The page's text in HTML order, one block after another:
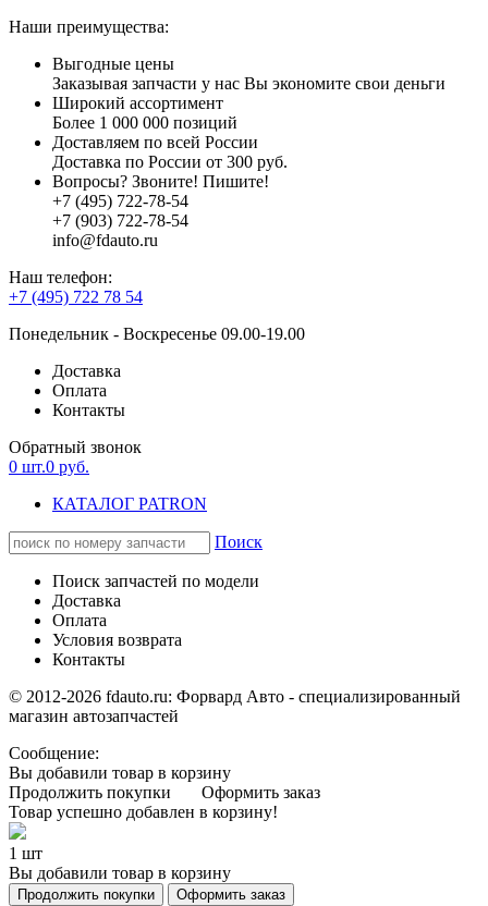
Наши преимущества:
Выгодные цены
Заказывая запчасти у нас Вы экономите свои деньги
Широкий ассортимент
Более 1 000 000 позиций
Доставляем по всей России
Доставка по России от 300 руб.
Вопросы? Звоните! Пишите!
+7 (495) 722-78-54
+7 (903) 722-78-54
info@fdauto.ru
Наш телефон:
+7 (495) 722 78 54
Понедельник - Воскресенье 09.00-19.00
Доставка
Оплата
Контакты
Обратный звонок
0 шт.0 руб.
КАТАЛОГ PATRON
Поиск
Поиск запчастей по модели
Доставка
Оплата
Условия возврата
Контакты
© 2012-2026 fdauto.ru: Форвард Авто - специализированный
магазин автозапчастей
Сообщение:
Вы добавили товар в корзину
Продолжить покупки
Оформить заказ
Товар успешно добавлен в корзину!
1 шт
Вы добавили товар в корзину
Продолжить покупки Оформить заказ